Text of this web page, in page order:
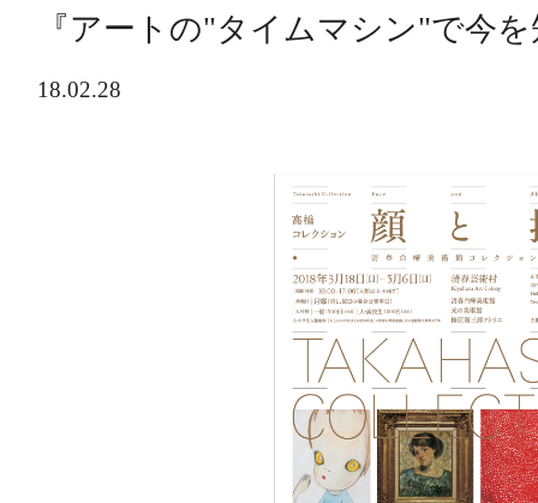
『アートの"タイムマシン"で今
18.02.28